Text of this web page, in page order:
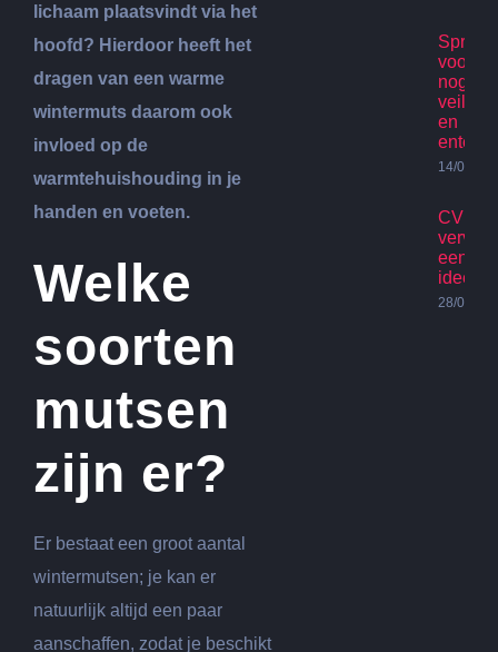
lichaam plaatsvindt via het
hoofd? Hierdoor heeft het
dragen van een warme
wintermuts daarom ook
invloed op de
warmtehuishouding in je
handen en voeten.
Welke
soorten
mutsen
zijn er?
Er bestaat een groot aantal
wintermutsen; je kan er
natuurlijk altijd een paar
aanschaffen, zodat je beschikt
voor
nog
veilig
en
14/07/
CV
een
idee?
28/06/